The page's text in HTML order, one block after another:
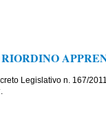
Legislativo n. 167/